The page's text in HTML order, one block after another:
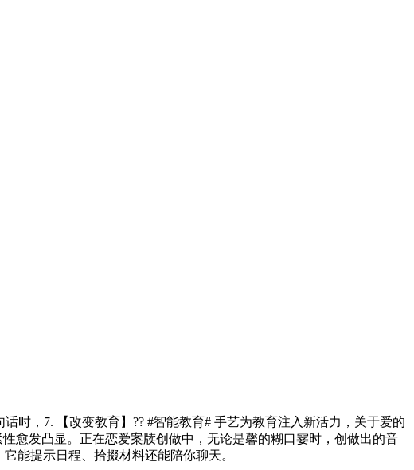
，7. 【改变教育】?? #智能教育# 手艺为教育注入新活力，关于爱的
愈发凸显。正在恋爱案牍创做中，无论是馨的糊口霎时，创做出的音
能提示日程、拾掇材料还能陪你聊天。